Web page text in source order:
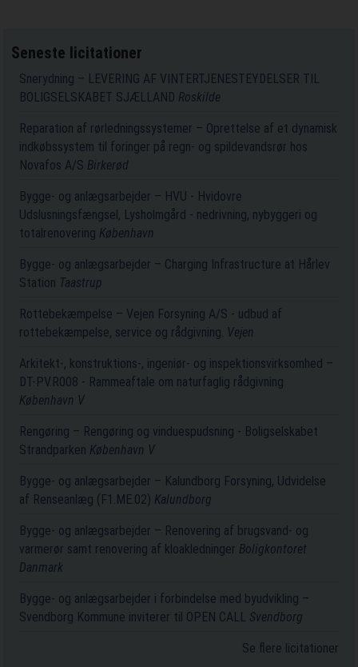
Seneste licitationer
Snerydning – LEVERING AF VINTERTJENESTEYDELSER TIL
BOLIGSELSKABET SJÆLLAND Roskilde
Reparation af rørledningssystemer – Oprettelse af et dynamisk
indkøbssystem til foringer på regn- og spildevandsrør hos
Novafos A/S Birkerød
Bygge- og anlægsarbejder – HVU - Hvidovre
Udslusningsfængsel, Lysholmgård - nedrivning, nybyggeri og
totalrenovering København
Bygge- og anlægsarbejder – Charging Infrastructure at Hårlev
Station Taastrup
Rottebekæmpelse – Vejen Forsyning A/S - udbud af
rottebekæmpelse, service og rådgivning. Vejen
Arkitekt-, konstruktions-, ingeniør- og inspektionsvirksomhed –
DT-PV.R008 - Rammeaftale om naturfaglig rådgivning
København V
Rengøring – Rengøring og vinduespudsning - Boligselskabet
Strandparken København V
Bygge- og anlægsarbejder – Kalundborg Forsyning, Udvidelse
af Renseanlæg (F1.ME.02) Kalundborg
Bygge- og anlægsarbejder – Renovering af brugsvand- og
varmerør samt renovering af kloakledninger Boligkontoret
Danmark
Bygge- og anlægsarbejder i forbindelse med byudvikling –
Svendborg Kommune inviterer til OPEN CALL Svendborg
Se flere licitationer